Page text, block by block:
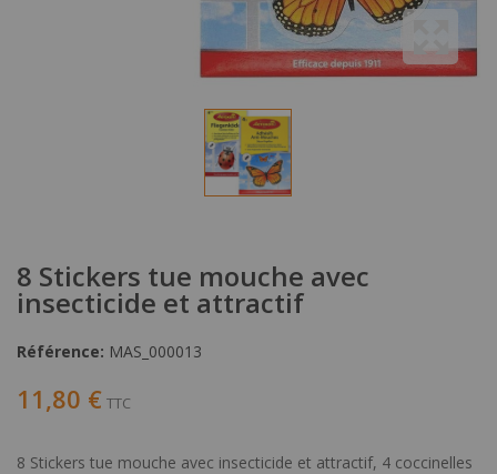
8 Stickers tue mouche avec
insecticide et attractif
Référence: MAS_000013
11,80 € TTC
8 Stickers tue mouche avec insecticide et attractif, 4 coccinelles